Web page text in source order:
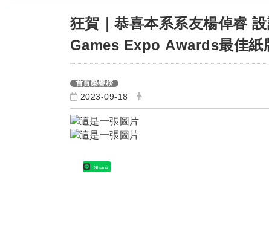
狂賀｜恭喜本系系友楊倬睿
Games Expo Awards最佳紙
首頁榮譽榜
2023-09-18
Share